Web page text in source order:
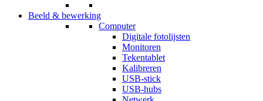
Beeld & bewerking
Computer
Digitale fotolijsten
Monitoren
Tekentablet
Kalibreren
USB-stick
USB-hubs